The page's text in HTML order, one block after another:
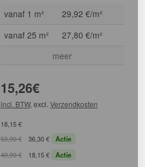
vanaf 1 m²
29,92 €/m²
vanaf 25 m²
27,80 €/m²
meer
15,26€
incl. BTW, excl. Verzendkosten
18,15 €
59,99 € 36,30 €
Actie
49,99 € 18,15 € Actie